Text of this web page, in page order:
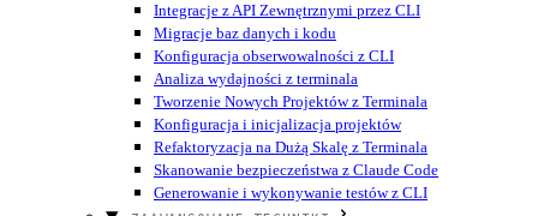
Integracje z API Zewnętrznymi przez CLI
Migracje baz danych i kodu
Konfiguracja obserwowalności z CLI
Analiza wydajności z terminala
Tworzenie Nowych Projektów z Terminala
Konfiguracja i inicjalizacja projektów
Refaktoryzacja na Dużą Skalę z Terminala
Skanowanie bezpieczeństwa z Claude Code
Generowanie i wykonywanie testów z CLI